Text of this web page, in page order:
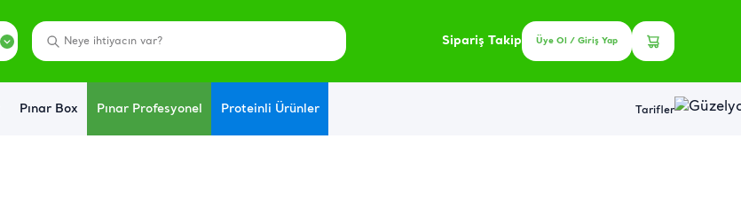
Sipariş Takip Üye Ol / Giriş Yap
Pınar Box Pınar Profesyonel Proteinli Ürünler Tarifler